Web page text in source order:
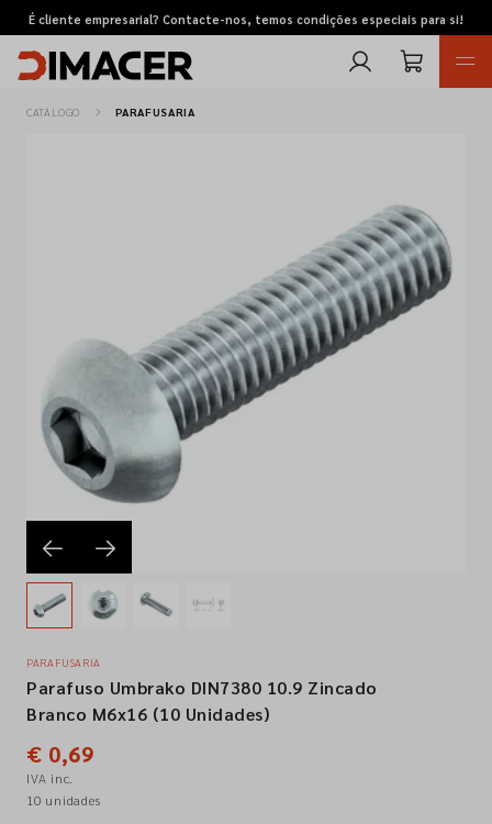
É cliente empresarial? Contacte-nos, temos condições especiais para si!
Pedidos de cotação
Marcas
Favoritos
Empresa
Contactos
Siga-nos nas redes sociais
CATÁLOGO PARAFUSARIA
PARAFUSARIA
Parafuso Umbrako DIN7380 10.9 Zincado
Branco M6x16 (10 Unidades)
€ 0,69
IVA inc.
10 unidades